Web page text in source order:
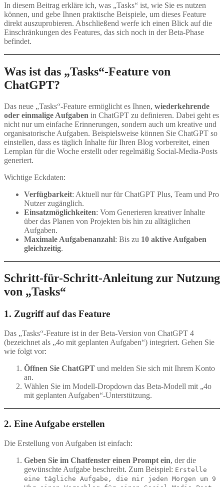
In diesem Beitrag erkläre ich, was „Tasks“ ist, wie Sie es nutzen
können, und gebe Ihnen praktische Beispiele, um dieses Feature
direkt auszuprobieren. Abschließend werfe ich einen Blick auf die
Einschränkungen des Features, das sich noch in der Beta-Phase
befindet.
Was ist das „Tasks“-Feature von
ChatGPT?
Das neue „Tasks“-Feature ermöglicht es Ihnen, wiederkehrende
oder einmalige Aufgaben in ChatGPT zu definieren. Dabei geht es
nicht nur um einfache Erinnerungen, sondern auch um kreative und
organisatorische Aufgaben. Beispielsweise können Sie ChatGPT so
einstellen, dass es täglich Inhalte für Ihren Blog vorbereitet, einen
Lernplan für die Woche erstellt oder regelmäßig Social-Media-Posts
generiert.
Wichtige Eckdaten:
Verfügbarkeit: Aktuell nur für ChatGPT Plus, Team und Pro
Nutzer zugänglich.
Einsatzmöglichkeiten: Vom Generieren kreativer Inhalte
über das Planen von Projekten bis hin zu alltäglichen
Aufgaben.
Maximale Aufgabenanzahl: Bis zu 10 aktive Aufgaben
gleichzeitig.
Schritt-für-Schritt-Anleitung zur Nutzung
von „Tasks“
1. Zugriff auf das Feature
Das „Tasks“-Feature ist in der Beta-Version von ChatGPT 4
(bezeichnet als „4o mit geplanten Aufgaben“) integriert. Gehen Sie
wie folgt vor:
Öffnen Sie ChatGPT und melden Sie sich mit Ihrem Konto
an.
Wählen Sie im Modell-Dropdown das Beta-Modell mit „4o
mit geplanten Aufgaben“-Unterstützung.
2. Eine Aufgabe erstellen
Die Erstellung von Aufgaben ist einfach:
Geben Sie im Chatfenster einen Prompt ein, der die
gewünschte Aufgabe beschreibt. Zum Beispiel: Erstelle
eine tägliche Aufgabe, die mir jeden Morgen um 9